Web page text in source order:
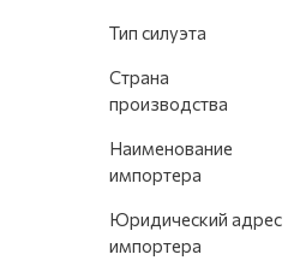
Тип силуэта
Страна
производства
Наименование
импортера
Юридический адрес
импортера